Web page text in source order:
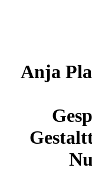
Anja